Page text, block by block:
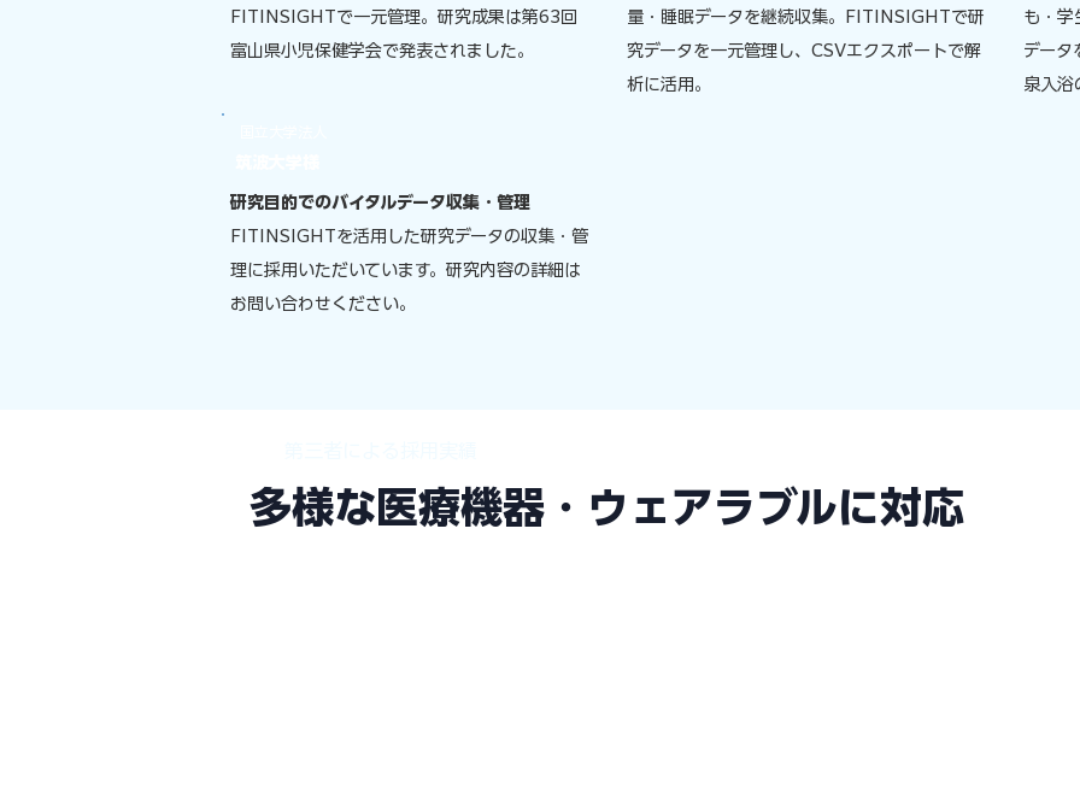
FITINSIGHTで一元管理。研究成果は第63回
富山県小児保健学会で発表されました。
研究目的でのバイタルデータ収集・管理
FITINSIGHTを活用した研究データの収集・管
理に採用いただいています。研究内容の詳細は
お問い合わせください。
量・睡眠データを継続収集。FITINSIGHTで研
究データを一元管理し、CSVエクスポートで解
析に活用。
も・
データ
泉入浴
多様な医療機器・ウェアラブルに対応